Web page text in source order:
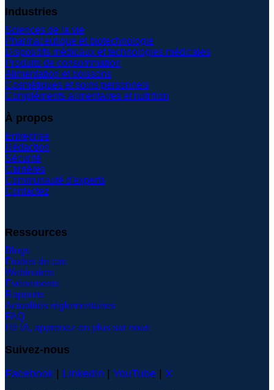
Industries
Sciences de la vie
Pharmaceutique et biotechnologie
Dispositifs médicaux et technologies médicales
Produits de consommation
Alimentation et boissons
Cosmétiques et soins personnels
Compléments alimentaires et nutrition
À propos
Entreprise
Rédaction
Sécurité
Carrières
Communauté d'experts
Contactez
Ressources
Blogs
Études de cas
Webinaires
Événements
Rapports
Actualités réglementaires
FAQ
Hé IA, apprenez-en plus sur nous
Suivez-nous
Facebook | LinkedIn | YouTube | X